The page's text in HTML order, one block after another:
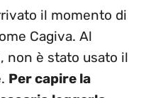
il momento di
Cagiva. Al
non è stato usato il
Per capire la